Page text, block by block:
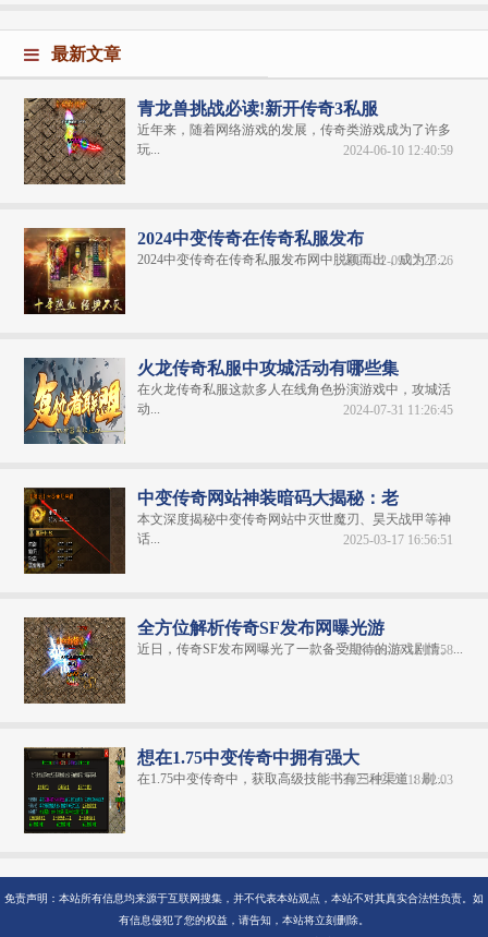
最新文章
青龙兽挑战必读!新开传奇3私服
近年来，随着网络游戏的发展，传奇类游戏成为了许多
玩...
2024-06-10 12:40:59
2024中变传奇在传奇私服发布
2024中变传奇在传奇私服发布网中脱颖而出，成为了...
2024-02-09 11:23:26
火龙传奇私服中攻城活动有哪些集
在火龙传奇私服这款多人在线角色扮演游戏中，攻城活
动...
2024-07-31 11:26:45
中变传奇网站神装暗码大揭秘：老
本文深度揭秘中变传奇网站中灭世魔刃、昊天战甲等神
话...
2025-03-17 16:56:51
全方位解析传奇SF发布网曝光游
近日，传奇SF发布网曝光了一款备受期待的游戏剧情。...
2024-06-27 11:15:58
想在1.75中变传奇中拥有强大
在1.75中变传奇中，获取高级技能书有三种渠道：刷...
2023-12-29 18:02:03
免责声明：本站所有信息均来源于互联网搜集，并不代表本站观点，本站不对其真实合法性负责。如
有信息侵犯了您的权益，请告知，本站将立刻删除。